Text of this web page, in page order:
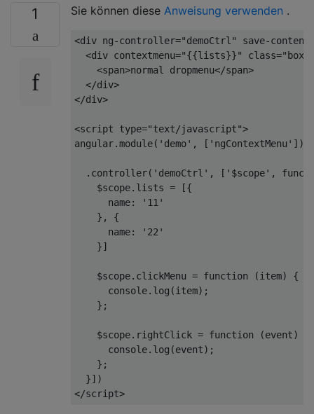
1 Sie können diese Anweisung verwenden .
<div ng-controller="demoCtrl" save-content
<div contextmenu="{{lists}}" class="box"
<span>normal dropmenu</span>
</div>
</div>
<script type="text/javascript">
angular.module( 'demo' , [ 'ngContextMenu' ])
  .controller(
'demoCtrl' , [ '$scope' ,
    $scope.lists = [{
name:
'11'
    }, {
name:
'22'
    }]
    $scope.clickMenu =
function (item) {
console.log(item);
    };
    $scope.rightClick =
function (event)
console.log(event);
    };
</script>